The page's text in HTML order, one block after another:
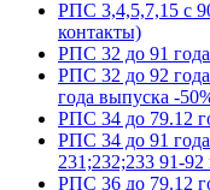
РПС 3,4,5,7,15 с
контакты)
РПС 32 до 91
РПС 32 до 92
года выпуска -
РПС 34 до 79.12
РПС 34 до 91
231;232;233 91-
РПС 36 до 79.12